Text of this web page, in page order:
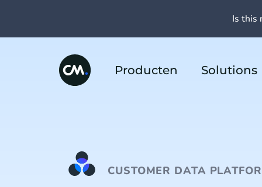
Producten Solutions
CUSTOMER DATA
Is this